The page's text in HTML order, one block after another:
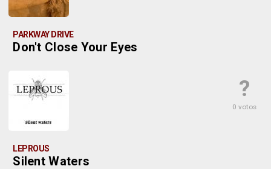
PARKWAY DRIVE
Don't Close Your Eyes
?
0 votos
LEPROUS
Silent Waters